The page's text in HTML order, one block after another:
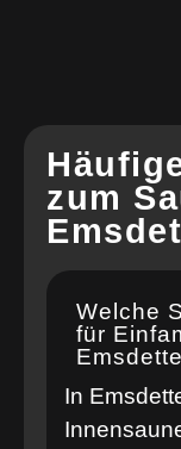
zum
Welche
für
In